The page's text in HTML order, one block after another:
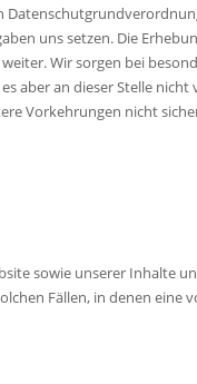
uns setzen. Die
Wir sorgen bei
aber an dieser Stelle
Vorkehrungen nicht
sowie unserer Inhalte
Fällen, in denen eine